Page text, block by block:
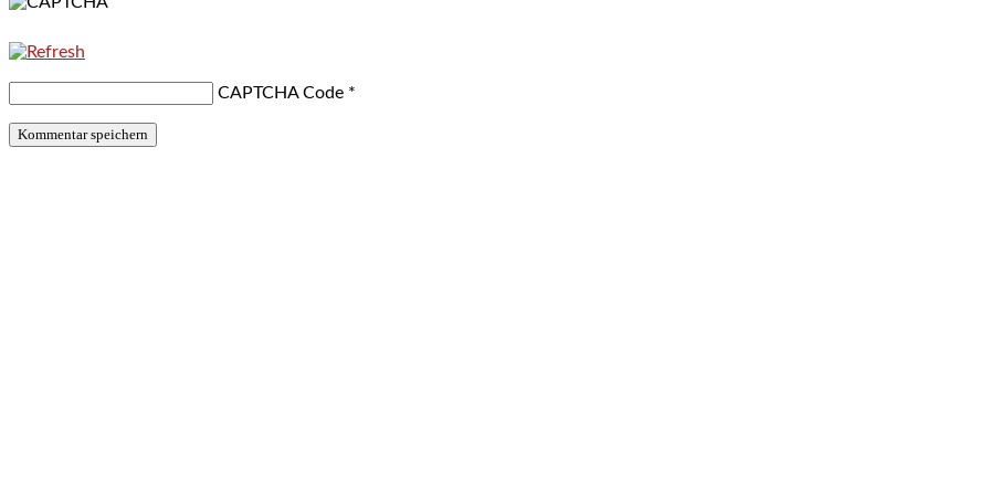
CAPTCHA Code *